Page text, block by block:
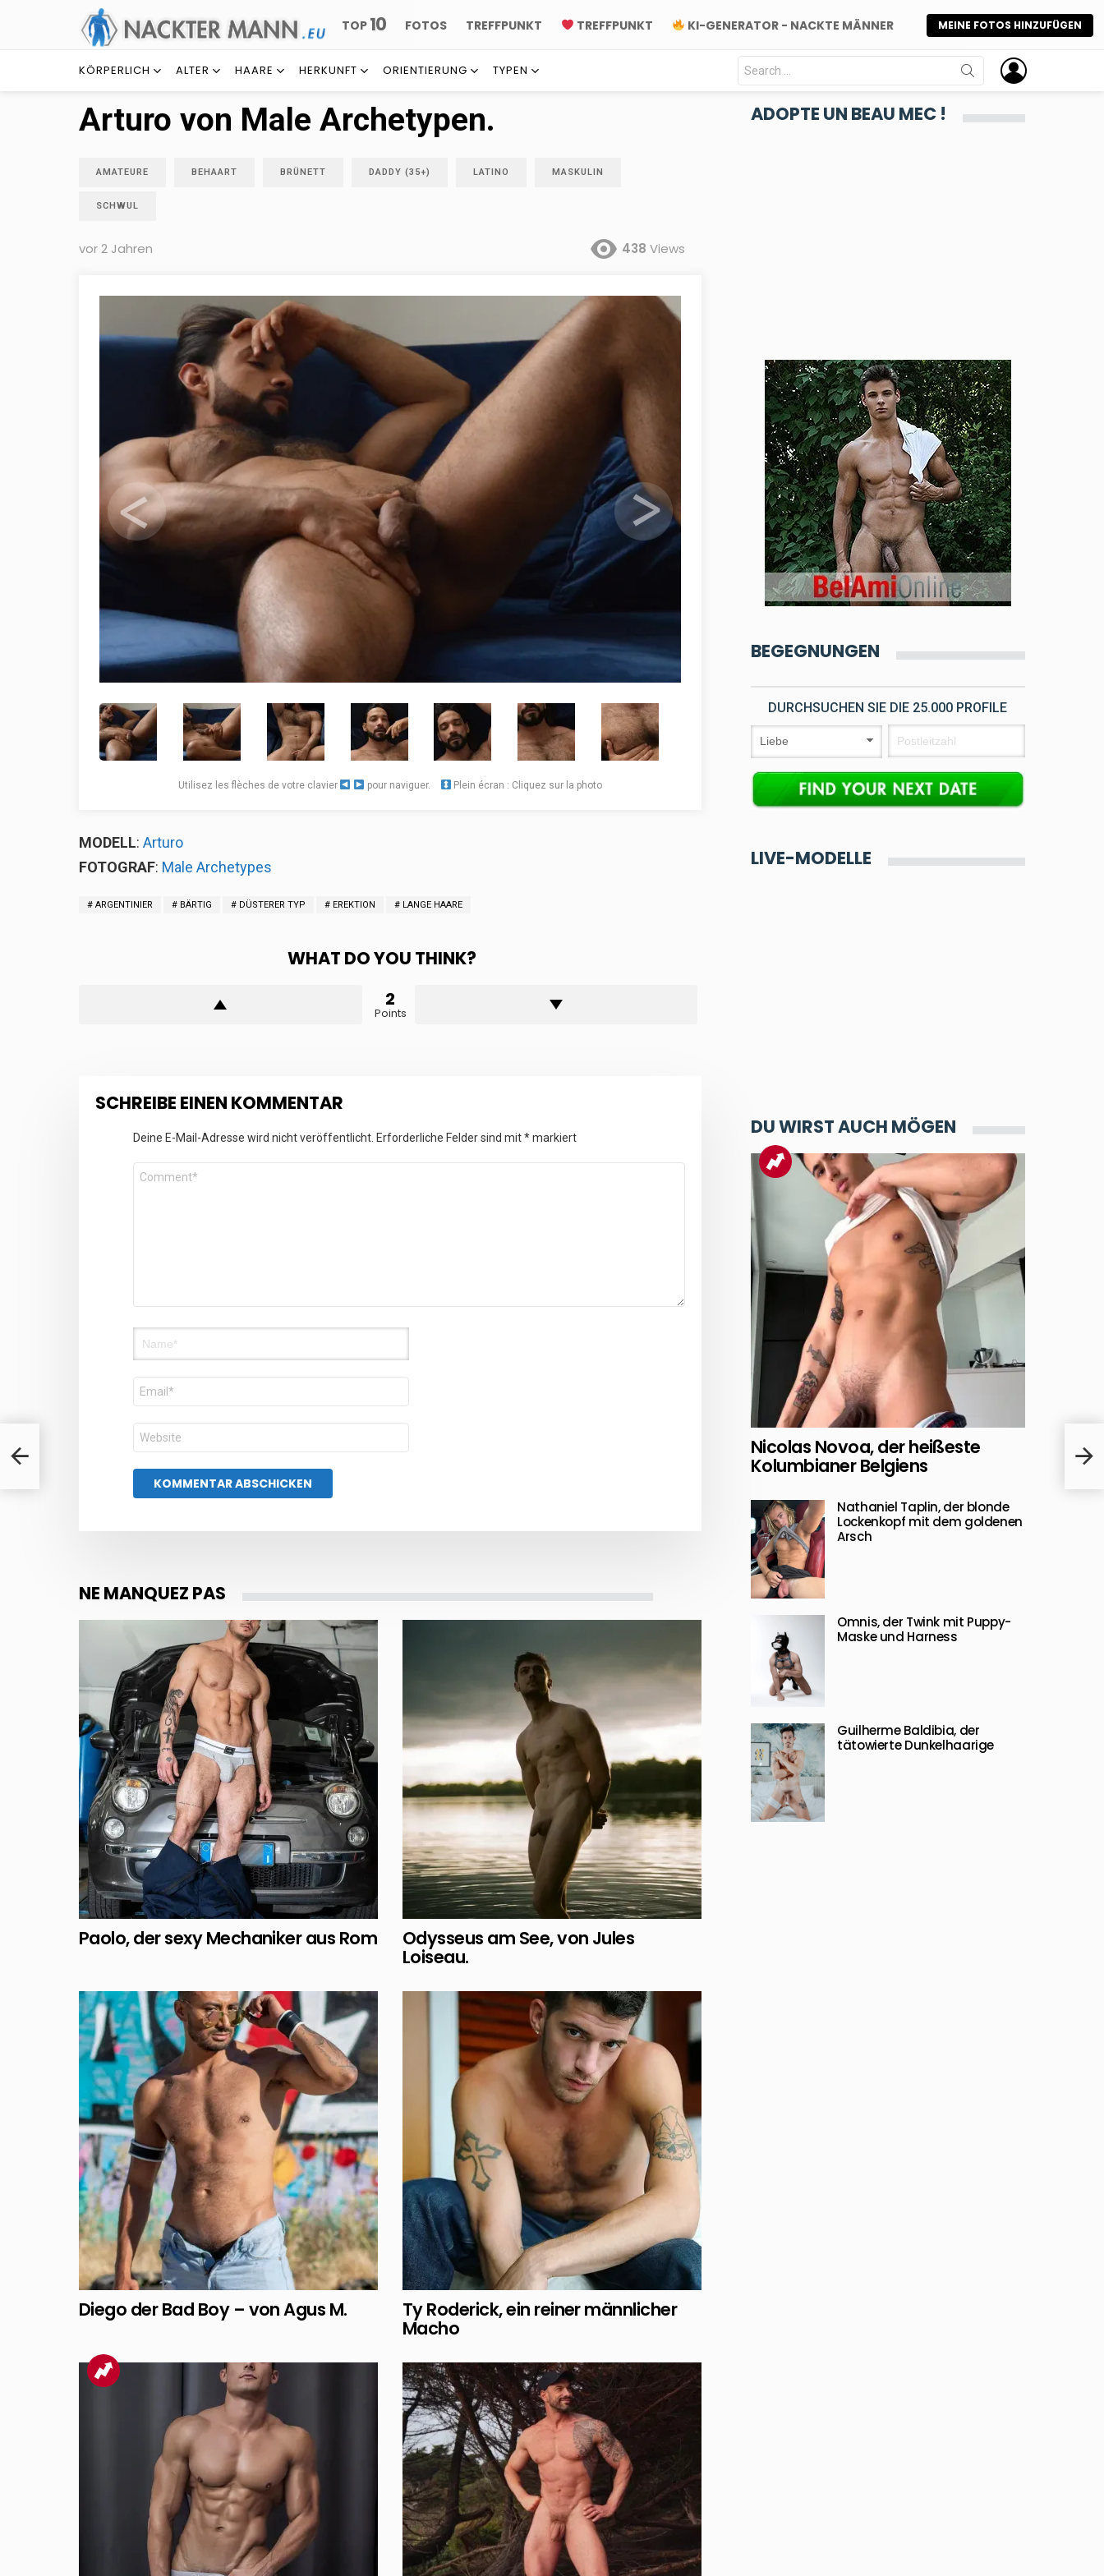
TOP 10 FOTOS TREFFPUNKT TREFFPUNKT KI-GENERATOR - NACKTE MÄNNER MEINE FOTOS HINZUFÜGEN
KÖRPERLICH ALTER HAARE HERKUNFT ORIENTIERUNG TYPEN
Search
for:
Arturo von Male Archetypen.
AMATEURE BEHAART BRÜNETT DADDY (35+) LATINO MASKULIN
SCHWUL
vor 2 Jahren 438 Views
Utilisez les flèches de votre clavier pour naviguer. Plein écran : Cliquez sur la photo
MODELL: Arturo
FOTOGRAF: Male Archetypes
ARGENTINIER BÄRTIG DÜSTERER TYP EREKTION LANGE HAARE
WHAT DO YOU THINK?
2
Points
SCHREIBE EINEN KOMMENTAR
Deine E-Mail-Adresse wird nicht veröffentlicht. Erforderliche Felder sind mit*markiert
Kommentar
Name
E-
Mail-
Adresse
Website
NE MANQUEZ PAS
Paolo, der sexy Mechaniker aus Rom Odysseus am See, von Jules
Loiseau.
Diego der Bad Boy – von Agus M. Ty Roderick, ein reiner männlicher
Macho
ADOPTE UN BEAU MEC !
BEGEGNUNGEN
DURCHSUCHEN SIE DIE 25.000 PROFILE
LIVE-MODELLE
DU WIRST AUCH MÖGEN
Nicolas Novoa, der heißeste
Kolumbianer Belgiens
Nathaniel Taplin, der blonde
Lockenkopf mit dem goldenen
Arsch
Omnis, der Twink mit Puppy-
Maske und Harness
Guilherme Baldibia, der
tätowierte Dunkelhaarige